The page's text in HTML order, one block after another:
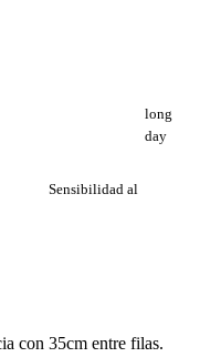
Sensibilidad al
long
day
con 35cm entre filas.